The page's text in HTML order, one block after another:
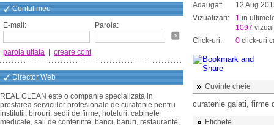
Contul meu
E-mail:
Parola:
parola uitata creare cont
Director Web
REAL CLEAN este o companie specializata in
prestarea serviciilor profesionale de curatenie pentru
institutii, birouri, sedii de firme, hoteluri, cabinete
medicale, sali de conferinte, banci, baruri, restaurante,
Adaugat:
12 Aug
Vizualizari:
1 in
1097
Click-uri:
0 click-uri
Cuvinte cheie
curatenie galati, firme
Etichete